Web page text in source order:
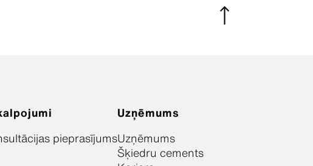
pieprasījums
Uzņēmums
Uzņēmums
Šķiedru cements